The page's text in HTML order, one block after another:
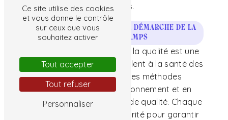
optimales.
La qualité au cœur de la démarche de La
Clef des Champs
Chez La Clef des Champs, la qualité est une
priorité. Les maraîchers veillent à la santé des
cultures, en utilisant des méthodes
respectueuses de l'environnement et en
privilégiant des semences de qualité. Chaque
légume est récolté à maturité pour garantir
Ce site utilise des cookies
et vous donne le contrôle
sur ceux que vous
souhaitez activer
Tout accepter
Tout refuser
Personnaliser